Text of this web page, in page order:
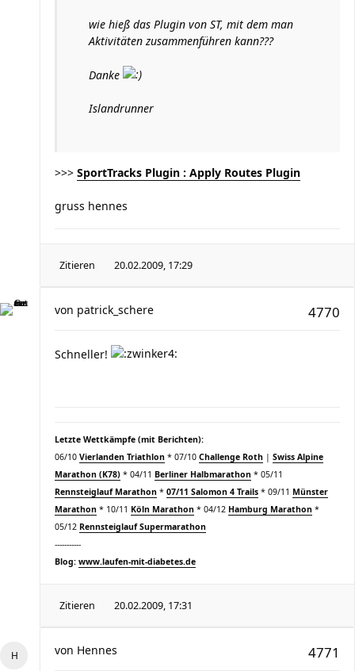
wie hieß das Plugin von ST, mit dem man
Aktivitäten zusammenführen kann???
Danke
Islandrunner
>>> SportTracks Plugin : Apply Routes Plugin
gruss hennes
Zitieren 20.02.2009, 17:29
4770
von patrick_schere
Schneller!
Letzte Wettkämpfe (mit Berichten):
06/10 Vierlanden Triathlon * 07/10 Challenge Roth | Swiss Alpine
Marathon (K78) * 04/11 Berliner Halbmarathon * 05/11
Rennsteiglauf Marathon * 07/11 Salomon 4 Trails * 09/11 Münster
Marathon * 10/11 Köln Marathon * 04/12 Hamburg Marathon *
05/12 Rennsteiglauf Supermarathon
-----------
Blog: www.laufen-mit-diabetes.de
Zitieren 20.02.2009, 17:31
4771
von Hennes